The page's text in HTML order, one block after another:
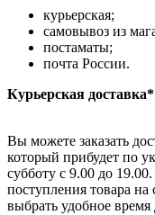
курьерская;
самовывоз из
постаматы;
почта России.
Курьерская доставка*
Вы можете заказать
который прибудет по
субботу с 9.00 до
поступления товара
выбрать удобное